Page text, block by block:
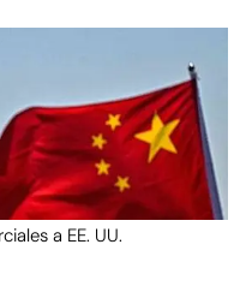
a EE. UU.